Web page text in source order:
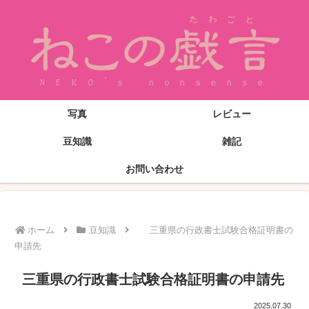
写真 レビュー
豆知識 雑記
お問い合わせ
ホーム 豆知識
三重県の行政書士試験合格証明書の
申請先
三重県の行政書士試験合格証明書の申請先
2025.07.30